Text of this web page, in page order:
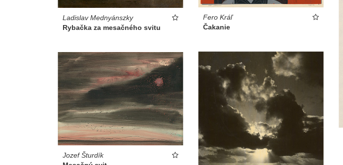
Fero Kráľ
Čakanie
Ladislav Mednyánszky
Rybačka za mesačného svitu
Jozef Šturdík